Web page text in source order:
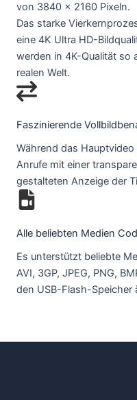
von 3840 x 2160 Pixeln.
Das starke
eine 4K Ultra HD-
werden in 4K-Qualität so
realen Welt.
Faszinierende
Während das
Anrufe mit einer
gestalteten Anzeige der
Alle beliebten Medien
Es unterstützt beliebte
AVI, 3GP, JPEG, PNG,
den USB-Flash-